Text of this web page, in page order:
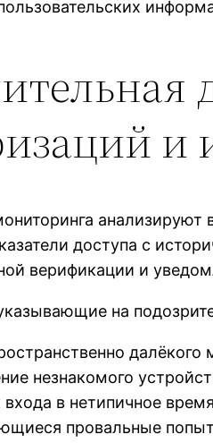
и
анализируют
доступа с
верификации и
на
далёкого
незнакомого
в нетипичное
провальные